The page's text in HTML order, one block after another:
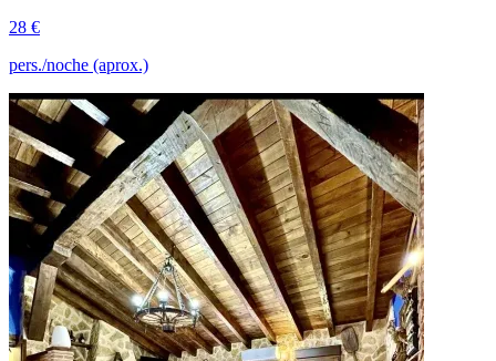
28 €
pers./noche (aprox.)